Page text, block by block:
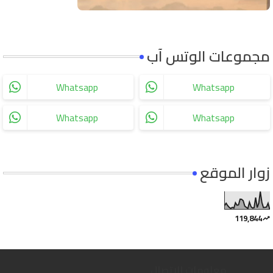
مجموعات الوتس آب
Whatsapp
Whatsapp
Whatsapp
Whatsapp
زوار الموقع
119,844